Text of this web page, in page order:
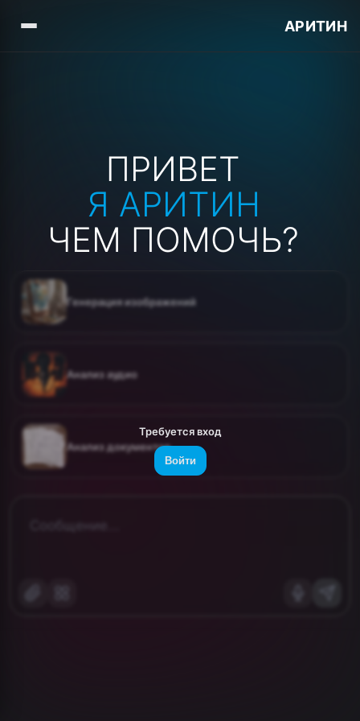
АРИТИН
ПРИВЕТ
Я АРИТИН
ЧЕМ ПОМОЧЬ?
Генерация изображений
Анализ аудио
Анализ документов
Требуется вход
Войти